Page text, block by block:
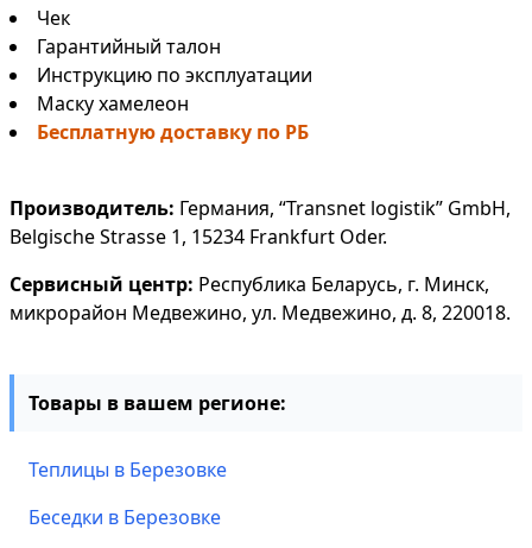
Чек
Гарантийный талон
Инструкцию по эксплуатации
Маску хамелеон
Бесплатную доставку по РБ
Производитель: Германия, “Transnet logistik” GmbH,
Belgische Strasse 1, 15234 Frankfurt Oder.
Сервисный центр: Республика Беларусь, г. Минск,
микрорайон Медвежино, ул. Медвежино, д. 8, 220018.
Товары в вашем регионе:
Теплицы в Березовке
Беседки в Березовке